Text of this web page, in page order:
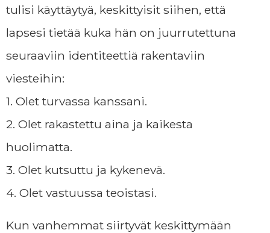
tulisi käyttäytyä, keskittyisit siihen, että
lapsesi tietää kuka hän on juurrutettuna
seuraaviin identiteettiä rakentaviin
viesteihin:
1. Olet turvassa kanssani.
2. Olet rakastettu aina ja kaikesta
huolimatta.
3. Olet kutsuttu ja kykenevä.
4. Olet vastuussa teoistasi.
Kun vanhemmat siirtyvät keskittymään